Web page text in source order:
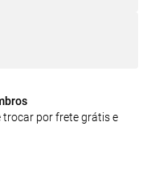
trocar por frete grátis e